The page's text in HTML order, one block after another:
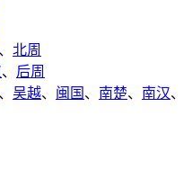
、 北周
、 后周
、 吴越、 闽国 、 南楚、 南汉、